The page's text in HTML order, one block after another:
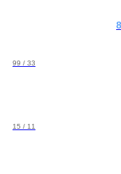
33 / 99
11 / 15